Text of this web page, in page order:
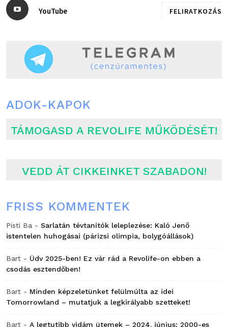
YouTube FELIRATKOZÁS
ADOK-KAPOK
TÁMOGASD A REVOLIFE MŰKÖDÉSÉT!
VEDD ÁT CIKKEINKET SZABADON!
FRISS KOMMENTEK
Pisti Ba - Sarlatán tévtanítók leleplezése: Kaló Jenő
istentelen huhogásai (párizsi olimpia, bolygóállások)
Bart - Üdv 2025-ben! Ez vár rád a Revolife-on ebben a
csodás esztendőben!
Bart - Minden képzeletünket felülmúlta az idei
Tomorrowland – mutatjuk a legkirályabb szetteket!
Bart - A legtutibb vidám ütemek – 2024. június: 2000-es